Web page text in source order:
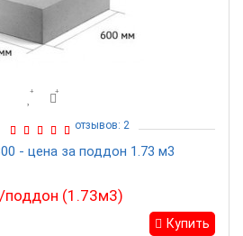
- цена за поддон 1.73 м3
отзывов: 2
поддон (1.73м3)
Купить